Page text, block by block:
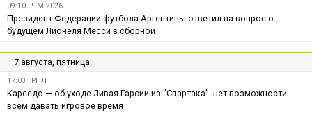
09:10 ЧМ-2026
Президент Федерации футбола Аргентины ответил на вопрос о
будущем Лионеля Месси в сборной
7 августа, пятница
17:03 РПЛ
Карседо — об уходе Ливая Гарсии из "Спартака": нет возможности
всем давать игровое время